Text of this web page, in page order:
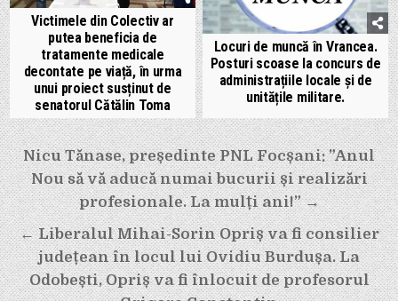
Victimele din Colectiv ar
putea beneficia de
tratamente medicale
decontate pe viață, în urma
unui proiect susținut de
senatorul Cătălin Toma
Locuri de muncă în Vrancea.
Posturi scoase la concurs de
administrațiile locale și de
unitățile militare.
Navigare
în
articole
Nicu Tănase, președinte PNL Focșani: ”Anul
Nou să vă aducă numai bucurii și realizări
profesionale. La mulți ani!” →
← Liberalul Mihai-Sorin Opriș va fi consilier
județean în locul lui Ovidiu Burdușa. La
Odobești, Opriș va fi înlocuit de profesorul